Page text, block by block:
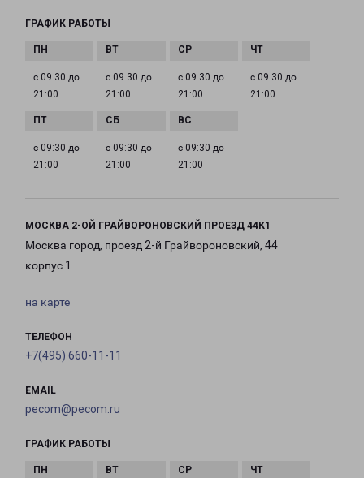
ГРАФИК РАБОТЫ
с 09:30 до
21:00
с 09:30 до
21:00
с 09:30 до
21:00
с 09:30 до
21:00
с 09:30 до
21:00
с 09:30 до
21:00
с 09:30 до
21:00
МОСКВА 2-ОЙ ГРАЙВОРОНОВСКИЙ ПРОЕЗД 44К1
Москва город, проезд 2-й Грайвороновский, 44
корпус 1
на карте
ТЕЛЕФОН
+7(495) 660-11-11
EMAIL
pecom@pecom.ru
ГРАФИК РАБОТЫ